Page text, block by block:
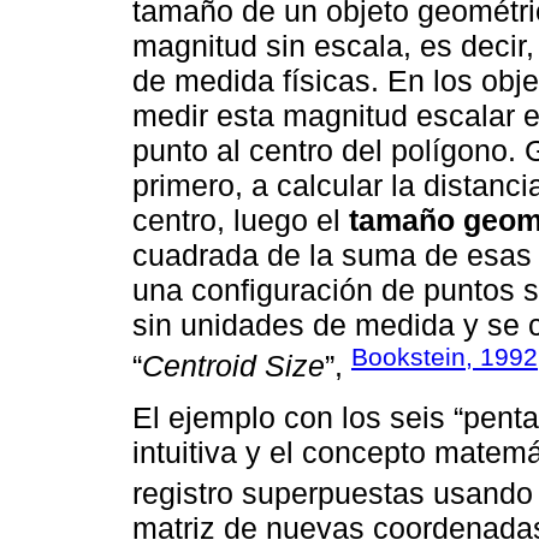
tamaño de un objeto
magnitud sin escala, es
de medida físicas. En los
medir esta magnitud escalar
punto al centro del polígono.
primero, a calcular la
centro, luego el tamaño
cuadrada de la suma de
una configuración de puntos
sin unidades de medida y se
“Centroid Size”, Bookstein, 1992
El ejemplo con los seis
intuitiva y el concepto
registro superpuestas
matriz de nuevas